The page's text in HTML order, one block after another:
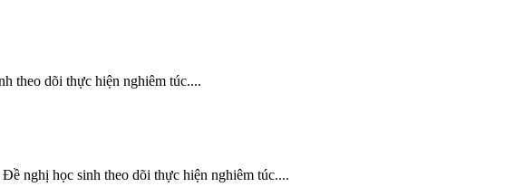
theo dõi thực hiện nghiêm túc....
nghị học sinh theo dõi thực hiện nghiêm túc....